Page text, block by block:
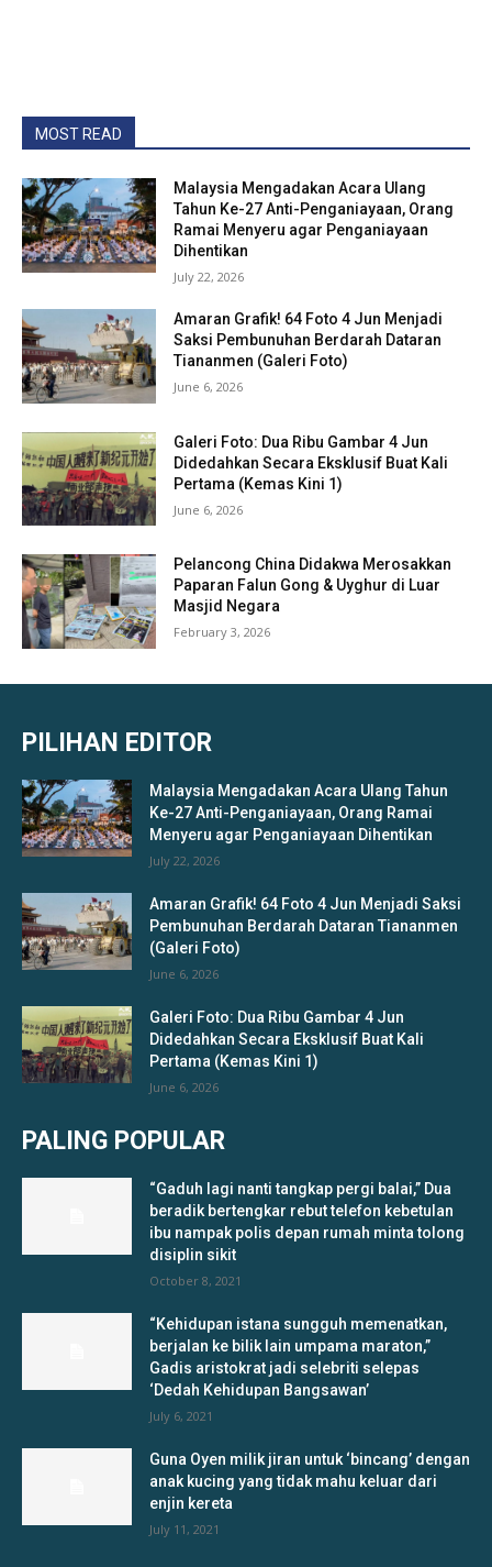
MOST READ
Malaysia Mengadakan Acara Ulang
Tahun Ke-27 Anti-Penganiayaan, Orang
Ramai Menyeru agar Penganiayaan
Dihentikan
July 22, 2026
Amaran Grafik! 64 Foto 4 Jun Menjadi
Saksi Pembunuhan Berdarah Dataran
Tiananmen (Galeri Foto)
June 6, 2026
Galeri Foto: Dua Ribu Gambar 4 Jun
Didedahkan Secara Eksklusif Buat Kali
Pertama (Kemas Kini 1)
June 6, 2026
Pelancong China Didakwa Merosakkan
Paparan Falun Gong & Uyghur di Luar
Masjid Negara
February 3, 2026
PILIHAN EDITOR
Malaysia Mengadakan Acara Ulang Tahun
Ke-27 Anti-Penganiayaan, Orang Ramai
Menyeru agar Penganiayaan Dihentikan
July 22, 2026
Amaran Grafik! 64 Foto 4 Jun Menjadi Saksi
Pembunuhan Berdarah Dataran Tiananmen
(Galeri Foto)
June 6, 2026
Galeri Foto: Dua Ribu Gambar 4 Jun
Didedahkan Secara Eksklusif Buat Kali
Pertama (Kemas Kini 1)
June 6, 2026
PALING POPULAR
“Gaduh lagi nanti tangkap pergi balai,” Dua
beradik bertengkar rebut telefon kebetulan
ibu nampak polis depan rumah minta tolong
disiplin sikit
October 8, 2021
“Kehidupan istana sungguh memenatkan,
berjalan ke bilik lain umpama maraton,”
Gadis aristokrat jadi selebriti selepas
‘Dedah Kehidupan Bangsawan’
July 6, 2021
Guna Oyen milik jiran untuk ‘bincang’ dengan
anak kucing yang tidak mahu keluar dari
enjin kereta
July 11, 2021